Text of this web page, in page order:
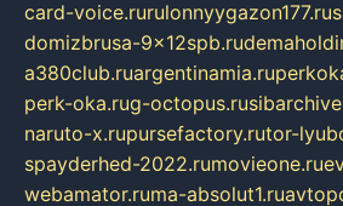
card-voice.rurulonnyygazon177.ru
domizbrusa-9x12spb.ru
a380club.ruargentinamia.ru
perk-oka.rug-octopus.ru
naruto-x.rupursefactory.rutor-
spayderhed-2022.rumovieone.ru
webamator.ruma-absolut1.ru